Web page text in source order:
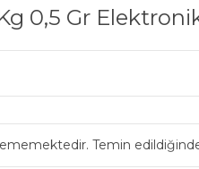
0,5 Gr
Temin